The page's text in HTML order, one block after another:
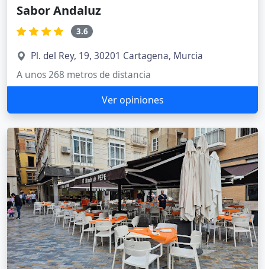
Sabor Andaluz
3.6
Pl. del Rey, 19, 30201 Cartagena, Murcia
A unos 268 metros de distancia
Ver opiniones